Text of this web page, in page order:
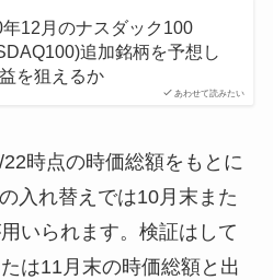
あわせて読みたい
年12月のナスダック100
追加銘柄を予想し
を狙えるか
時点の時価総額をもとに
入れ替えでは10月末また
いられます。検証はして
は11月末の時価総額と出